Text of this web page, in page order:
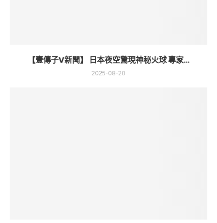
【壹傳子V新聞】 日本夜空驚現神秘火球 專家...
2025-08-20